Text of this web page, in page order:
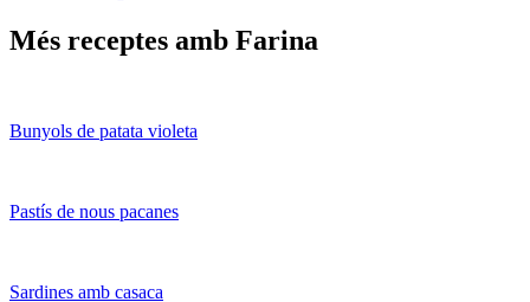
Més receptes amb Farina
Bunyols de patata violeta
Pastís de nous pacanes
Sardines amb casaca